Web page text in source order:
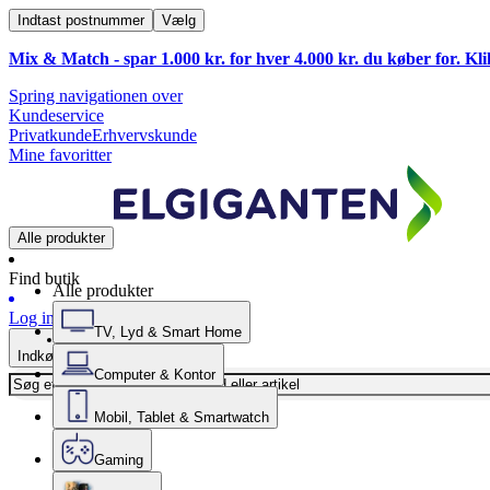
Indtast postnummer Vælg
Mix & Match - spar 1.000 kr. for hver 4.000 kr. du køber for.
Spring navigationen over
Kundeservice
PrivatkundeErhvervskunde
Mine favoritter
Alle produkter
Find butik
Log ind
Indkøbskurv
Alle produkter
TV, Lyd & Smart Home
Computer & Kontor
Mobil, Tablet & Smartwatch
Gaming